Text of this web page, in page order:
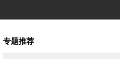
专题推荐